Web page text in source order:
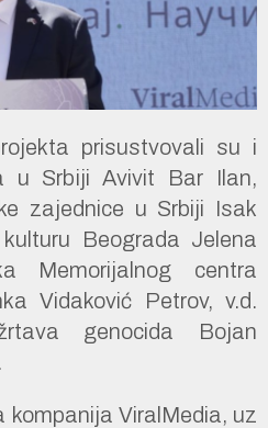
prisustvovali su i
u Srbiji Avivit Bar Ilan,
zajednice u Srbiji Isak
Beograda Jelena
Memorijalnog centra
Vidaković Petrov, v.d.
genocida Bojan
kompanija ViralMedia, uz